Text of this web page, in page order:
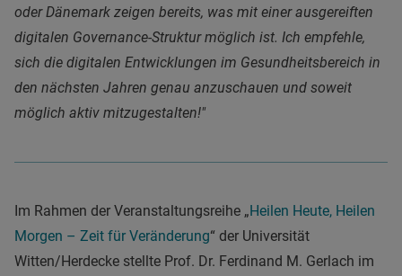
oder Dänemark zeigen bereits, was mit einer ausgereiften
digitalen Governance-Struktur möglich ist. Ich empfehle,
sich die digitalen Entwicklungen im Gesundheitsbereich in
den nächsten Jahren genau anzuschauen und soweit
möglich aktiv mitzugestalten!"
Im Rahmen der Veranstaltungsreihe „Heilen Heute, Heilen
Morgen – Zeit für Veränderung“ der Universität
Witten/Herdecke stellte Prof. Dr. Ferdinand M. Gerlach im